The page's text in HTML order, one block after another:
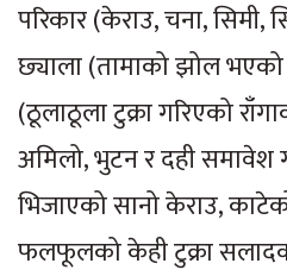
परिकार (केराउ, चना,
छ्याला (तामाको झोल
(ठूलाठूला टुक्रा गरिएको
अमिलो, भुटन र दही समावेश
भिजाएको सानो केराउ,
फलफूलको केही टुक्रा